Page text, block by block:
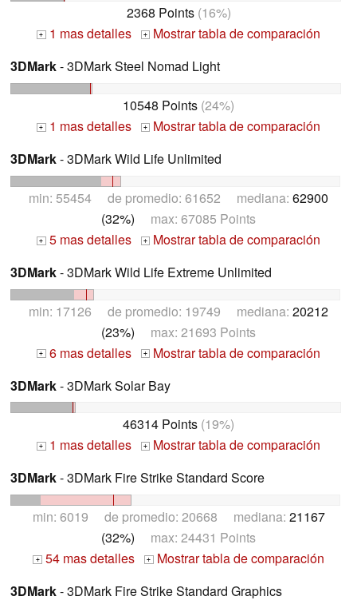
2368 Points(16%)
+ 1 mas detalles +
Mostrar tabla de comparación
3DMark- 3DMark Steel Nomad Light
10548 Points (24%)
+ 1 mas detalles +
Mostrar tabla de comparación
3DMark- 3DMark Wild Life Unlimited
min: 55454 de promedio: 61652 mediana: 62900
(32%) max: 67085 Points
+ 5 mas detalles +
Mostrar tabla de comparación
3DMark- 3DMark Wild Life Extreme Unlimited
min: 17126 de promedio: 19749 mediana: 20212
(23%) max: 21693 Points
+ 6 mas detalles +
Mostrar tabla de comparación
3DMark- 3DMark Solar Bay
46314 Points (19%)
+ 1 mas detalles +
Mostrar tabla de comparación
3DMark- 3DMark Fire Strike Standard Score
min: 6019 de promedio: 20668 mediana: 21167
(32%) max: 24431 Points
+ 54 mas detalles + Mostrar tabla de comparación
3DMark- 3DMark Fire Strike Standard Graphics